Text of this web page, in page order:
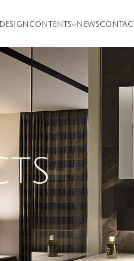
DESIGN CONTENTS NEWSCONTACT